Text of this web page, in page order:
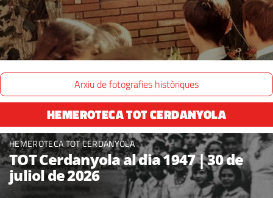
Arxiu de fotografies històriques
HEMEROTECA TOT CERDANYOLA
HEMEROTECA TOT CERDANYOLA
TOT Cerdanyola al dia 1947 | 30 de
juliol de 2026